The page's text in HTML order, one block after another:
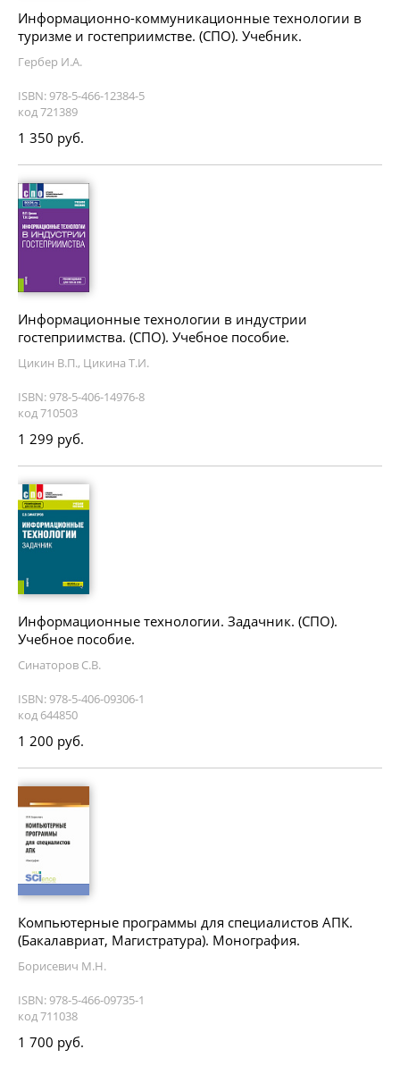
Информационно-коммуникационные технологии в
туризме и гостеприимстве. (СПО). Учебник.
Гербер И.А.
ISBN: 978-5-466-12384-5
код 721389
1 350 руб.
Информационные технологии в индустрии
гостеприимства. (СПО). Учебное пособие.
Цикин В.П., Цикина Т.И.
ISBN: 978-5-406-14976-8
код 710503
1 299 руб.
Информационные технологии. Задачник. (СПО).
Учебное пособие.
Синаторов С.В.
ISBN: 978-5-406-09306-1
код 644850
1 200 руб.
Компьютерные программы для специалистов АПК.
(Бакалавриат, Магистратура). Монография.
Борисевич М.Н.
ISBN: 978-5-466-09735-1
код 711038
1 700 руб.